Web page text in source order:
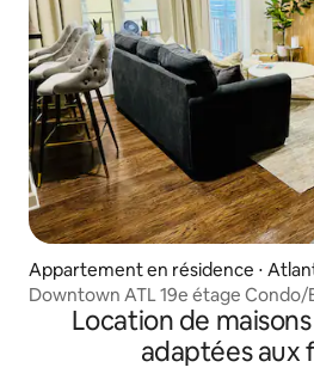
Appartement en résidence ⋅
Downtown ATL 19e étage
Location de
adaptées aux